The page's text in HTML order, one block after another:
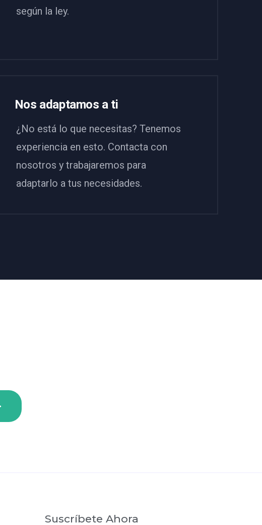
según la ley.
Nos adaptamos a ti
¿No está lo que necesitas? Tenemos
experiencia en esto. Contacta con
nosotros y trabajaremos para
adaptarlo a tus necesidades.
Suscríbete Ahora